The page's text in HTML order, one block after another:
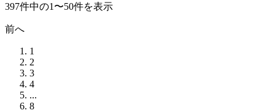
397件中の1〜50件を表示
前へ
1
2
3
4
...
8